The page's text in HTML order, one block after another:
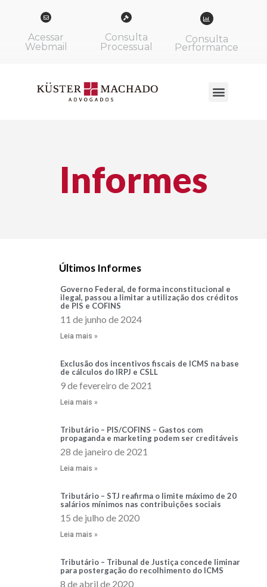
Acessar
Webmail
Consulta
Processual
Consulta
Performance
Informes
Últimos Informes
Governo Federal, de forma inconstitucional e
ilegal, passou a limitar a utilização dos créditos
de PIS e COFINS
11 de junho de 2024
Leia mais »
Exclusão dos incentivos fiscais de ICMS na base
de cálculos do IRPJ e CSLL
9 de fevereiro de 2021
Leia mais »
Tributário – PIS/COFINS – Gastos com
propaganda e marketing podem ser creditáveis
28 de janeiro de 2021
Leia mais »
Tributário – STJ reafirma o limite máximo de 20
salários mínimos nas contribuições sociais
15 de julho de 2020
Leia mais »
Tributário – Tribunal de Justiça concede liminar
para postergação do recolhimento do ICMS
8 de abril de 2020